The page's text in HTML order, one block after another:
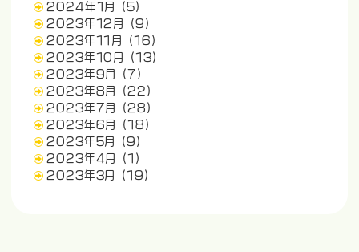
2024年1月
(5)
2023年12月
(9)
2023年11月
(16)
2023年10月
(13)
2023年9月
(7)
2023年8月
(22)
2023年7月
(28)
2023年6月
(18)
2023年5月
(9)
2023年4月
(1)
2023年3月
(19)